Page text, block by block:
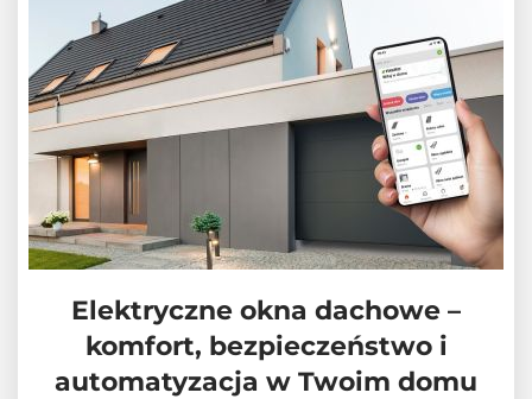
Elektryczne okna dachowe –
komfort, bezpieczeństwo i
automatyzacja w Twoim domu